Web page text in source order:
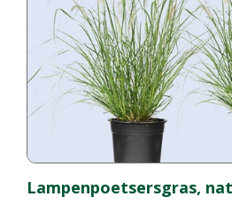
Lampenpoetsersgras,